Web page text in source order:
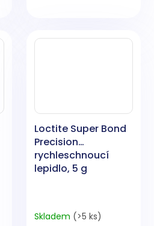
Loctite Super Bond
Precision
rychleschnoucí
lepidlo, 5 g
Skladem (>5 ks)